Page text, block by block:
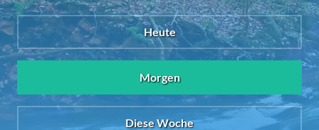
Heute
Morgen
Diese Woche